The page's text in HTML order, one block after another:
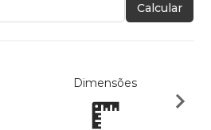
Calcular
Dimensões